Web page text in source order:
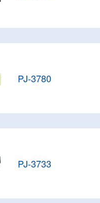
PJ-3780
PJ-3733